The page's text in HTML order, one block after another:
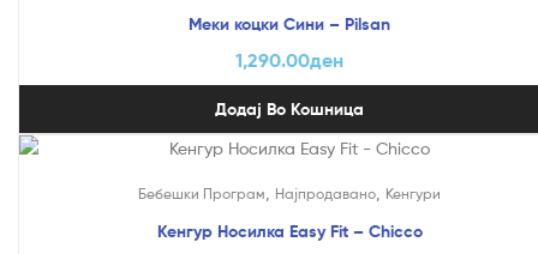
Меки коцки Сини – Pilsan
1,290.00ден
Додај Во Кошница
Бебешки Програм Најпродавано Кенгури
Кенгур Носилка Easy Fit – Chicco